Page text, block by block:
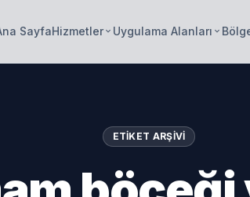
SayfaHizmetlerkeyboard_arrow_down Uygulama Alanları keyboard_arrow_down
ETIKET ARŞIVI